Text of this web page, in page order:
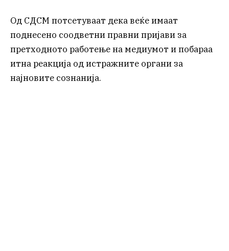
Од СДСМ потсетуваат дека веќе имаат
поднесено соодветни правни пријави за
претходното работење на медиумот и побараа
итна реакција од истражните органи за
најновите сознанија.